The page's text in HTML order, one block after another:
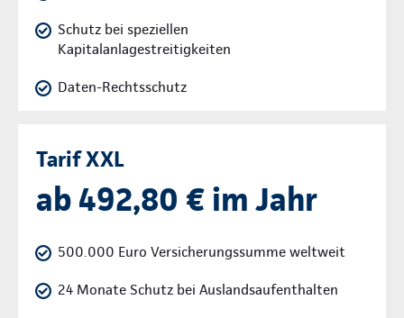
Schutz bei speziellen
Kapitalanlagestreitigkeiten
Daten-Rechtsschutz
Tarif XXL
ab 492,80 € im Jahr
500.000 Euro Versicherungssumme weltweit
24 Monate Schutz bei Auslandsaufenthalten